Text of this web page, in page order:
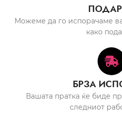
Можеме да го испорачаме
како
БРЗА
Вашата пратка ќе биде
следниот